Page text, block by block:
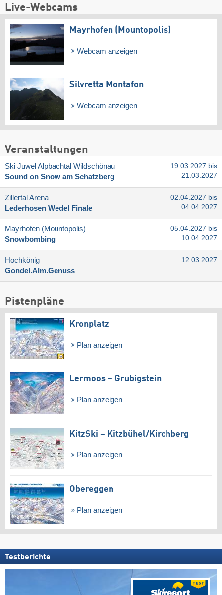
Live-Webcams
Mayrhofen (Mountopolis)
Webcam anzeigen
Silvretta Montafon
Webcam anzeigen
Veranstaltungen
Ski Juwel Alpbachtal Wildschönau
Sound on Snow am Schatzberg
19.03.2027 bis
21.03.2027
Zillertal Arena
Lederhosen Wedel Finale
02.04.2027 bis
04.04.2027
Mayrhofen (Mountopolis)
Snowbombing
05.04.2027 bis
10.04.2027
Hochkönig
Gondel.Alm.Genuss
12.03.2027
Pistenpläne
Kronplatz
Plan anzeigen
Lermoos – Grubigstein
Plan anzeigen
KitzSki – Kitzbühel/​Kirchberg
Plan anzeigen
Obereggen
Plan anzeigen
Testberichte